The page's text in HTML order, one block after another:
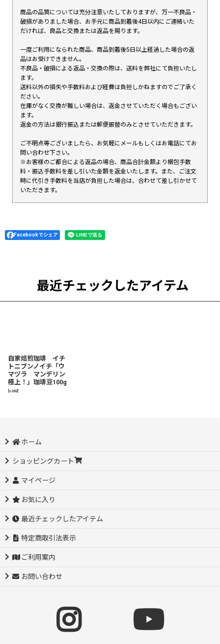
商品の品質については充分注意いたしておりますが、万一不良品・
破損がありました場合、お手元に商品到着後4日以内にご連絡いた
だければ、良品と交換または返品を賜ります。
一度ご利用になられた商品、商品到着後5日以上経過した場合の返
品はお受けできません。
不良品・破損による返品・交換の際は、送料を弊社にて負担いたし
ます。
送料以外の損失や手数料および経費は負担しかねますのでご了承く
ださい。
在庫がなく交換が難しい場合は、返金させていただく場合もござい
ます。
返金の方法は銀行振込または郵便振替のみとさせていただきます。
ご不明点等ございましたら、お気軽にメールもしくはお電話にてお
問い合わせ下さい。
※お客様のご都合による返品の場合、商品合計金額より梱包手数
料・振込手数料を差し引いた金額を返金いたします。また、ご注文
時に代引き手数料を当店が負担した場合は、合わせて差し引かせて
いただきます。
Facebookでシェア
最近チェックしたアイテム
自家焙煎珈琲 イチ
トニブンノイチ「ウ
マヅラ マンデリン
極上！」珈琲豆100g
c262]
ホーム
ショッピングカート
マイページ
お気に入り
最近チェックしたアイテム
特定商取引法表示
ご利用案内
お問い合わせ